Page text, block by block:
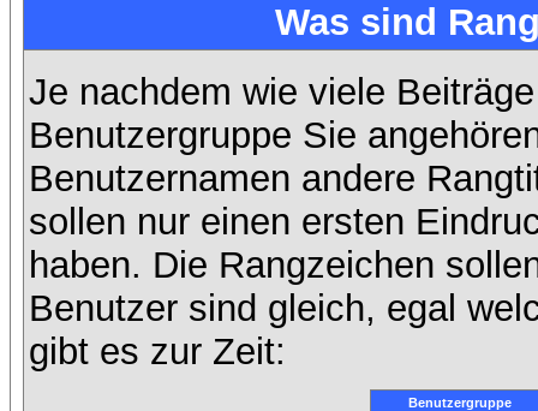
Was sind
Je nachdem wie viele
Benutzergruppe Sie
Benutzernamen andere
sollen nur einen ersten
haben. Die Rangzeichen
Benutzer sind gleich, egal
gibt es zur Zeit:
Benutzergruppe